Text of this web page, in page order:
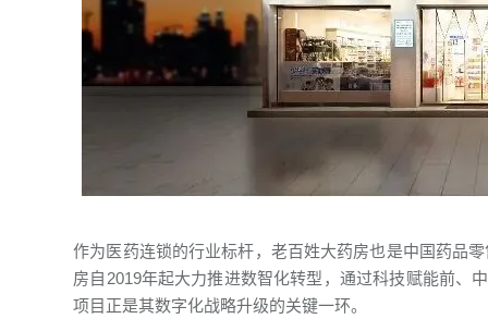
作为医药连锁的行业标杆，老百姓大药房也是中国药品
房自2019年起大力推进数智化转型，通过科技赋能前、
项目正是其数字化战略升级的关键一环。